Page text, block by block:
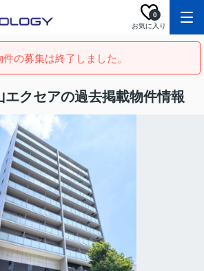
お気に入り
0
件の募集は終了しました。
エクセアの過去掲載物件情報